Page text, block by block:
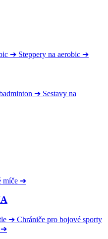
➔ Steppery na aerobic ➔
➔ Sestavy na
míče ➔
➔ Chrániče pro bojové sporty
➔